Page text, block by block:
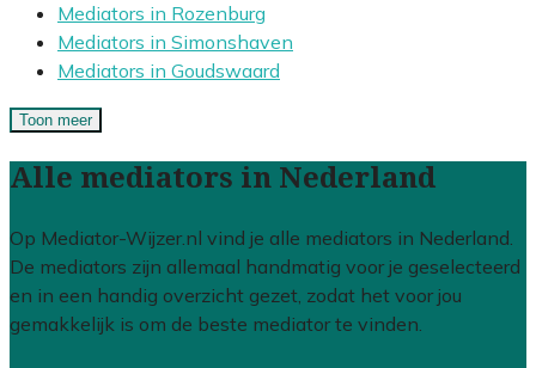
Mediators in Rozenburg
Mediators in Simonshaven
Mediators in Goudswaard
Toon meer
Alle mediators in Nederland
Op Mediator-Wijzer.nl vind je alle mediators in Nederland.
De mediators zijn allemaal handmatig voor je geselecteerd
en in een handig overzicht gezet, zodat het voor jou
gemakkelijk is om de beste mediator te vinden.